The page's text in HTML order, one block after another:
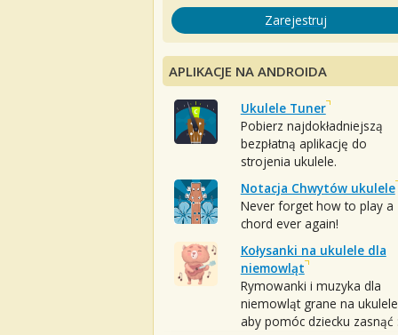
Zarejestruj
APLIKACJE NA ANDROIDA
Ukulele Tuner
Pobierz najdokładniejszą
bezpłatną aplikację do
strojenia ukulele.
Notacja Chwytów ukulele
Never forget how to play a
chord ever again!
Kołysanki na ukulele dla
niemowląt
Rymowanki i muzyka dla
niemowląt grane na
aby pomóc dziecku zasnąć